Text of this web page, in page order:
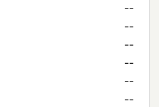
--
--
--
--
--
--